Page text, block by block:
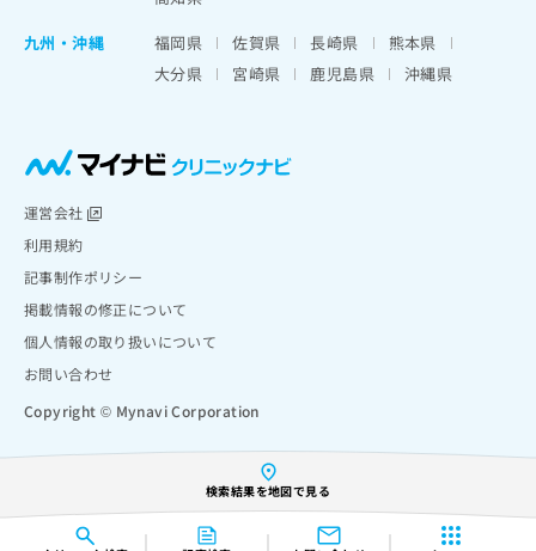
検索結果を地図で見る
九州・沖縄
福岡県 佐賀県 長崎県
熊本県
大分県
宮崎県 鹿児島県 沖縄県
運営会社
利用規約
記事制作ポリシー
掲載情報の修正について
個人情報の取り扱いについて
お問い合わせ
Copyright © Mynavi Corporation